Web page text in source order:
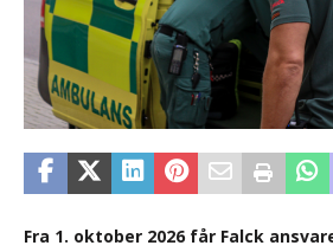
Fra 1. oktober 2026 får Falck